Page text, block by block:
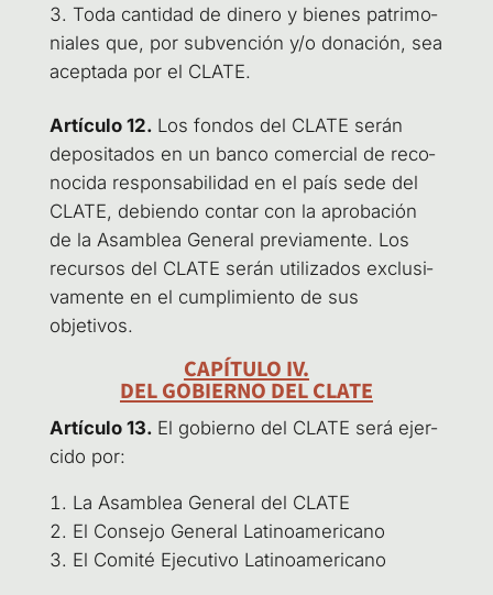
Toda can­ti­dad de dine­ro y bie­nes patri­mo­
nia­les que, por sub­ven­ción y/o dona­ción, sea
acep­ta­da por el CLATE.
Artícu­lo 12. Los fon­dos del CLA­TE serán
depo­si­ta­dos en un ban­co comer­cial de reco­
no­ci­da res­pon­sa­bi­li­dad en el país sede del
CLA­TE, debien­do con­tar con la apro­ba­ción
de la Asam­blea Gene­ral pre­via­men­te. Los
recur­sos del CLA­TE serán uti­li­za­dos exclu­si­
va­men­te en el cum­pli­mien­to de sus
objetivos.
CAPÍTULO IV.
DEL GOBIERNO DEL CLATE
Artícu­lo 13. El gobierno del CLA­TE será ejer­
ci­do por:
La Asam­blea Gene­ral del CLATE
El Con­se­jo Gene­ral Latinoamericano
El Comi­té Eje­cu­ti­vo Latinoamericano